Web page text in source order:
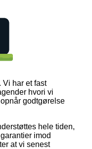
Vi har et fast
hvori vi
godtgørelse
hele tiden,
imod
at vi senest